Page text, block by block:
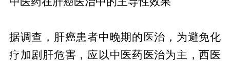
据调查，肝癌患者中晚期的医治，为避免化
疗加剧肝危害，应以中医药医治为主，西医